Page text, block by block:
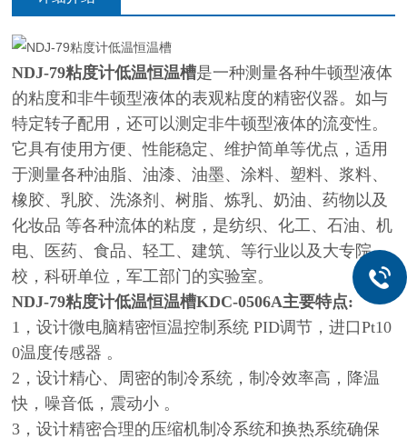
NDJ-79粘度计低温恒温槽是一种测量各种牛顿型液体
的粘度和非牛顿型液体的表观粘度的精密仪器。如与
特定转子配用，还可以测定非牛顿型液体的流变性。
它具有使用方便、性能稳定、维护简单等优点，适用
于测量各种油脂、油漆、油墨、涂料、塑料、浆料、
橡胶、乳胶、洗涤剂、树脂、炼乳、奶油、药物以及
化妆品 等各种流体的粘度，是纺织、化工、石油、机
电、医药、食品、轻工、建筑、等行业以及大专院
校，科研单位，军工部门的实验室。
NDJ-79粘度计低温恒温槽KDC-0506A主要特点:
1，设计微电脑精密恒温控制系统 PID调节，进口Pt10
0温度传感器 。
2，设计精心、周密的制冷系统，制冷效率高，降温
快，噪音低，震动小 。
3，设计精密合理的压缩机制冷系统和换热系统确保